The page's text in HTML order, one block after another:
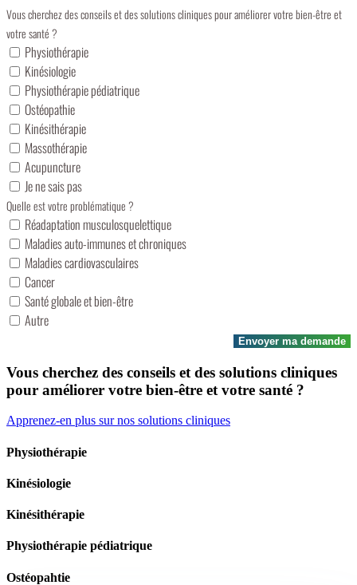
Vous cherchez des conseils et des solutions cliniques pour améliorer votre bien-être et
votre santé ?
Physiothérapie
Kinésiologie
Physiothérapie pédiatrique
Ostéopathie
Kinésithérapie
Massothérapie
Acupuncture
Je ne sais pas
Quelle est votre problématique ?
Réadaptation musculosquelettique
Maladies auto-immunes et chroniques
Maladies cardiovasculaires
Cancer
Santé globale et bien-être
Autre
Envoyer ma demande
Vous cherchez des conseils et des solutions cliniques
pour améliorer votre bien-être et votre santé ?
Apprenez-en plus sur nos solutions cliniques
Physiothérapie
Kinésiologie
Kinésithérapie
Physiothérapie pédiatrique
Ostéopahtie